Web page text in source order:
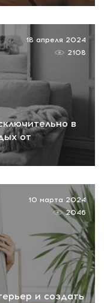
в
от
18 апреля 2024
2108
и создать
10 марта 2024
2046